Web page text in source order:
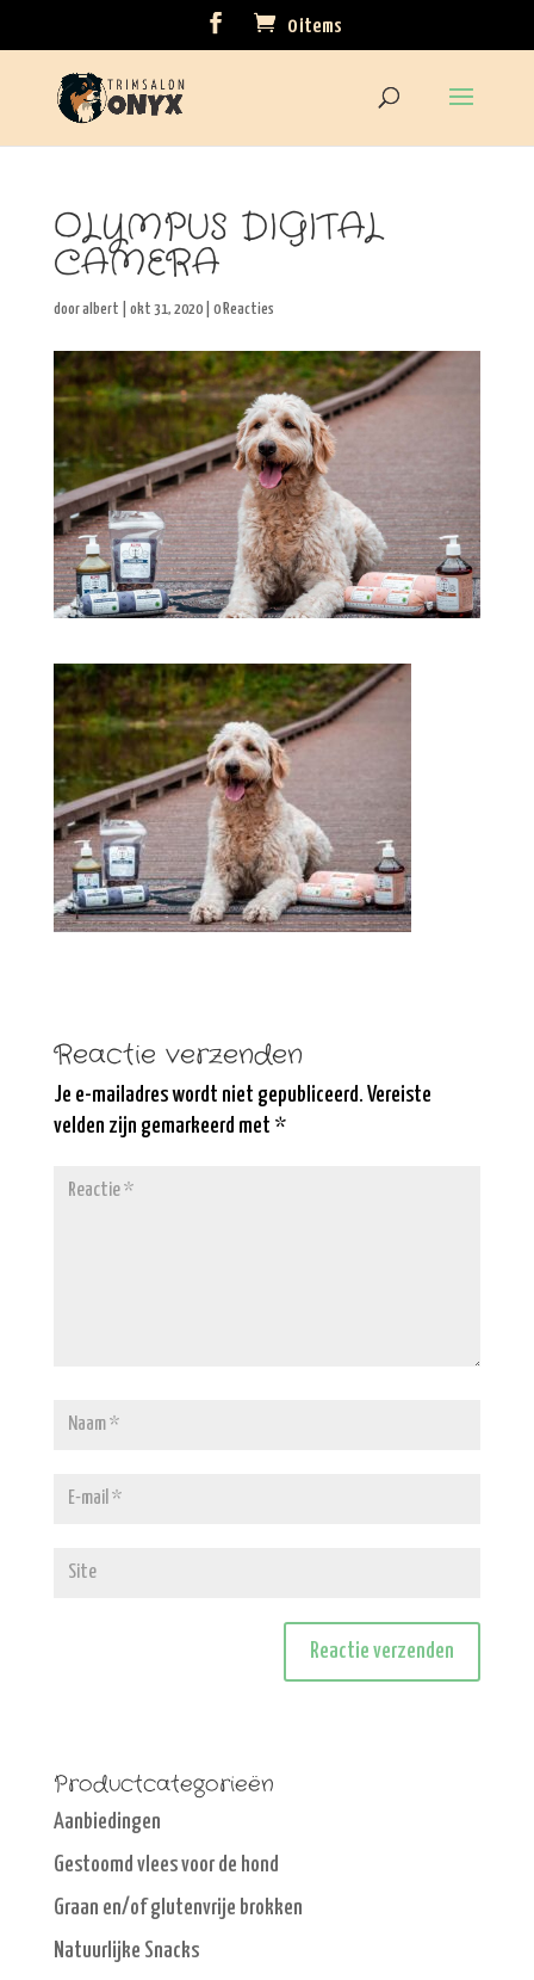
0 items
OLYMPUS DIGITAL
CAMERA
dooralbert okt 31, 2020| 0 Reacties
Reactie verzenden
Je e-mailadres wordt niet gepubliceerd. Vereiste
velden zijn gemarkeerd met *
Productcategorieën
Aanbiedingen
Gestoomd vlees voor de hond
Graan en/of glutenvrije brokken
Natuurlijke Snacks